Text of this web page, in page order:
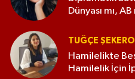
Dünyası mı,
TUĞÇE
Hamilelikte
Hamilelik İçin